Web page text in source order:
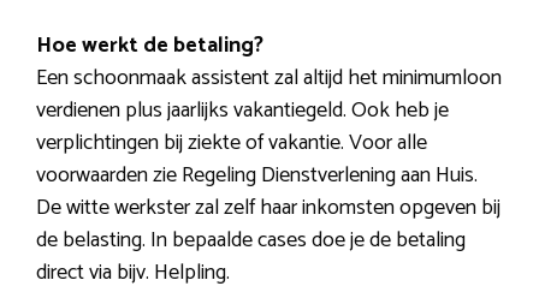
Hoe werkt de betaling?
Een schoonmaak assistent zal altijd het minimumloon
verdienen plus jaarlijks vakantiegeld. Ook heb je
verplichtingen bij ziekte of vakantie. Voor alle
voorwaarden zie Regeling Dienstverlening aan Huis.
De witte werkster zal zelf haar inkomsten opgeven bij
de belasting. In bepaalde cases doe je de betaling
direct via bijv. Helpling.